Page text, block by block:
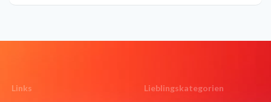
Links Lieblingskategorien